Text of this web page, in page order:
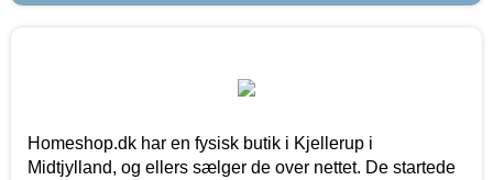
Homeshop.dk har en fysisk butik i Kjellerup i
Midtjylland, og ellers sælger de over nettet. De startede